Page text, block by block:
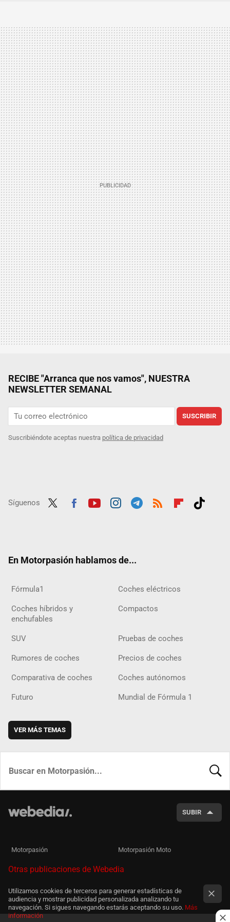
RECIBE "Arranca que nos vamos", NUESTRA
NEWSLETTER SEMANAL
SUSCRIBIR
Suscribiéndote aceptas nuestra política de privacidad
Síguenos
En Motorpasión hablamos de...
Fórmula1 Coches eléctricos
Coches híbridos y
enchufables
Compactos
SUV Pruebas de coches
Rumores de coches Precios de coches
Comparativa de coches Coches autónomos
Futuro Mundial de Fórmula 1
VER MÁS TEMAS
SUBIR
Motorpasión Motorpasión Moto
Otras publicaciones de Webedia
Utilizamos cookies de terceros para generar estadísticas de
audiencia y mostrar publicidad personalizada analizando tu
navegación. Si sigues navegando estarás aceptando su uso. Más
información